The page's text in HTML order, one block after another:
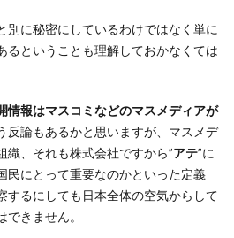
別に秘密にしているわけではなく単に
るということも理解しておかなくては
情報はマスコミなどのマスメディアが
反論もあるかと思いますが、マスメデ
織、それも株式会社ですから”アテ”に
民にとって重要なのかといった定義
するにしても日本全体の空気からして
きません。